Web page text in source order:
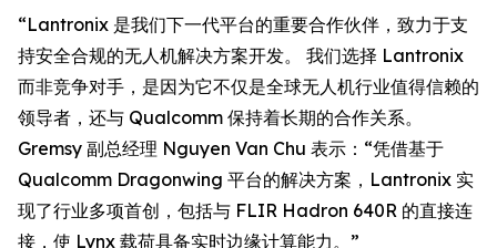
“Lantronix 是我们下一代平台的重要合作伙伴，致力于支
持安全合规的无人机解决方案开发。 我们选择 Lantronix
而非竞争对手，是因为它不仅是全球无人机行业值得信赖的
领导者，还与 Qualcomm 保持着长期的合作关系。
Gremsy 副总经理 Nguyen Van Chu 表示：“凭借基于
Qualcomm Dragonwing 平台的解决方案，Lantronix 实
现了行业多项首创，包括与 FLIR Hadron 640R 的直接连
接，使 Lynx 载荷具备实时边缘计算能力。”